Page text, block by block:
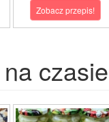
Zobacz przepis!
czasie